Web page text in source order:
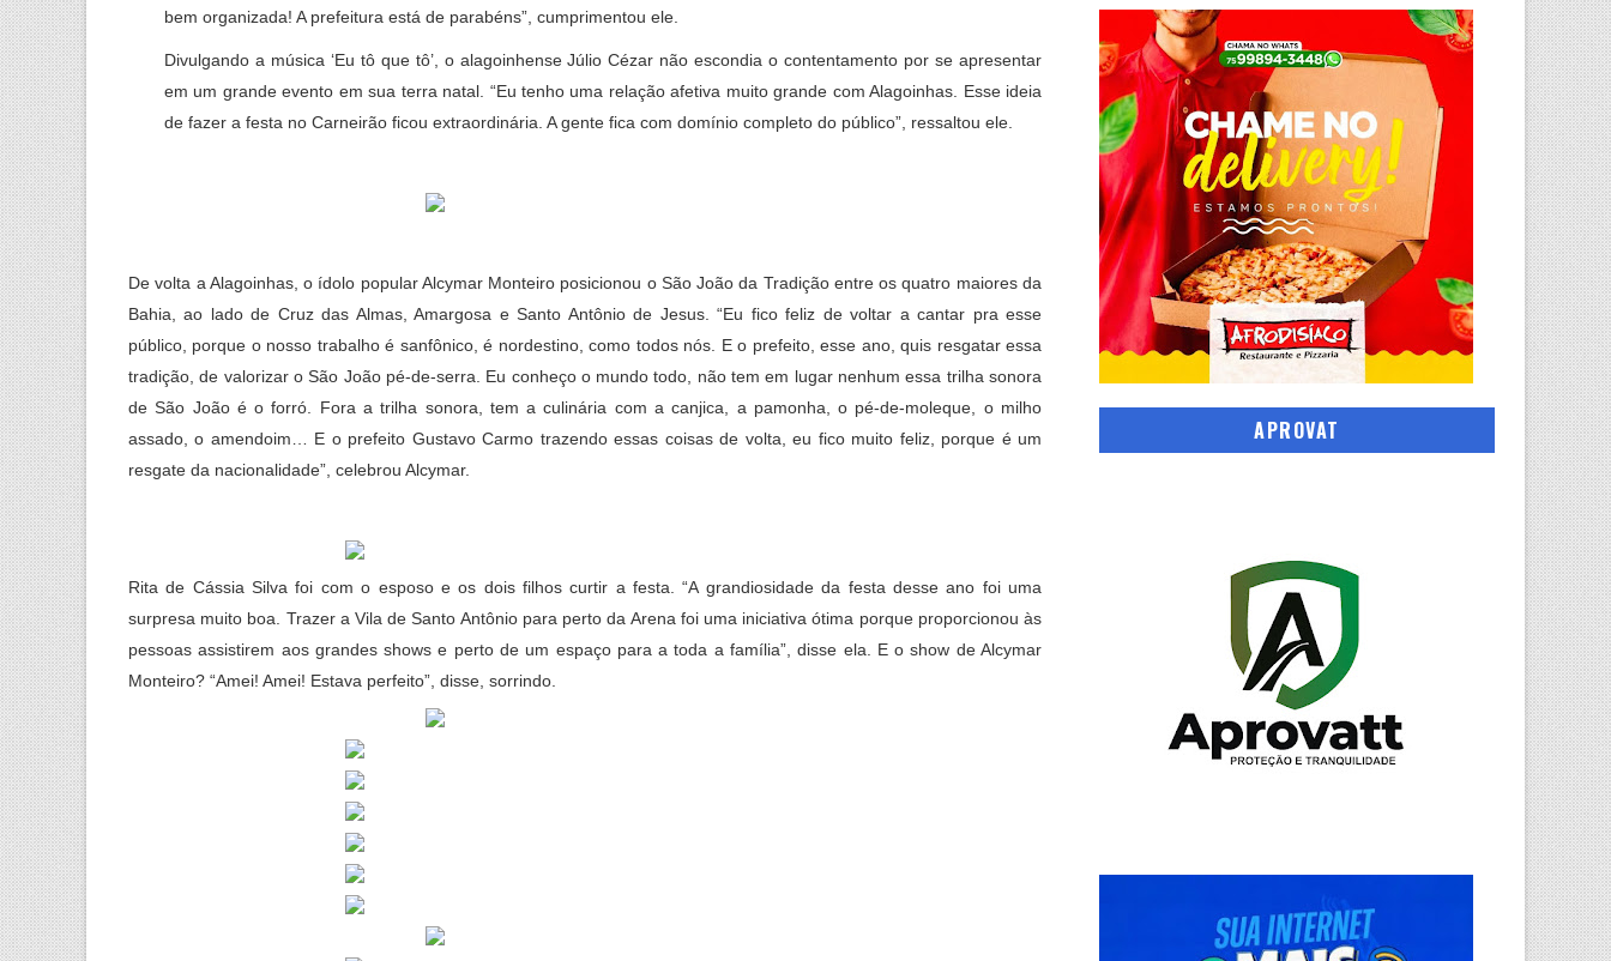
bem organizada! A prefeitura está de parabéns”, cumprimentou ele.
Divulgando a música ‘Eu tô que tô’, o alagoinhense Júlio Cézar não escondia o contentamento por se apresentar
em um grande evento em sua terra natal. “Eu tenho uma relação afetiva muito grande com Alagoinhas. Esse ideia
de fazer a festa no Carneirão ficou extraordinária. A gente fica com domínio completo do público”, ressaltou ele.
De volta a Alagoinhas, o ídolo popular Alcymar Monteiro posicionou o São João da Tradição entre os quatro maiores da
Bahia, ao lado de Cruz das Almas, Amargosa e Santo Antônio de Jesus. “Eu fico feliz de voltar a cantar pra esse
público, porque o nosso trabalho é sanfônico, é nordestino, como todos nós. E o prefeito, esse ano, quis resgatar essa
tradição, de valorizar o São João pé-de-serra. Eu conheço o mundo todo, não tem em lugar nenhum essa trilha sonora
de São João é o forró. Fora a trilha sonora, tem a culinária com a canjica, a pamonha, o pé-de-moleque, o milho
assado, o amendoim… E o prefeito Gustavo Carmo trazendo essas coisas de volta, eu fico muito feliz, porque é um
resgate da nacionalidade”, celebrou Alcymar.
Rita de Cássia Silva foi com o esposo e os dois filhos curtir a festa. “A grandiosidade da festa desse ano foi uma
surpresa muito boa. Trazer a Vila de Santo Antônio para perto da Arena foi uma iniciativa ótima porque proporcionou às
pessoas assistirem aos grandes shows e perto de um espaço para a toda a família”, disse ela. E o show de Alcymar
Monteiro? “Amei! Amei! Estava perfeito”, disse, sorrindo.
APROVAT